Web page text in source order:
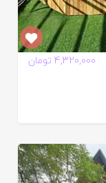
4,320,000 تومان